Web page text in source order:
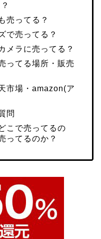
売ってる？
で売ってる？
メラに売ってる？
ってる場所・販売
市場・amazon(ア
問
こで売ってるの
ってるのか？